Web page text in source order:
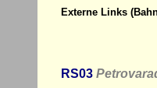
Externe Links
RS03